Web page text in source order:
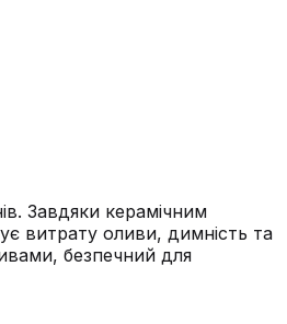
Завдяки керамічним
витрату оливи, димність та
безпечний для